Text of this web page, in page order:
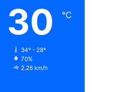
30 ℃
34º - 28º
70%
2.26 km/h